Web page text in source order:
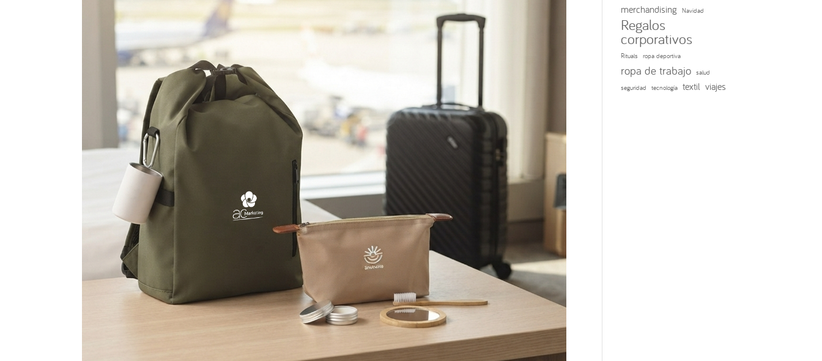
merchandising Navidad
Regalos
corporativos
Rituals ropa deportiva
ropa de trabajo salud
seguridad
tecnología textil viajes